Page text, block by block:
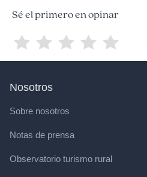
Sé el primero en opinar
Nosotros
Sobre nosotros
Notas de prensa
Observatorio turismo rural